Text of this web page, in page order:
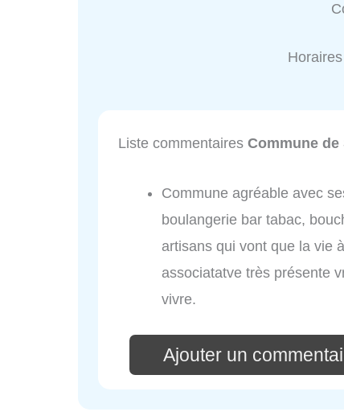
Liste commentaires Commune de
Commune agréable avec
boulangerie bar tabac,
artisans qui vont que la vie
associatatve très présente
vivre.
Ajouter un